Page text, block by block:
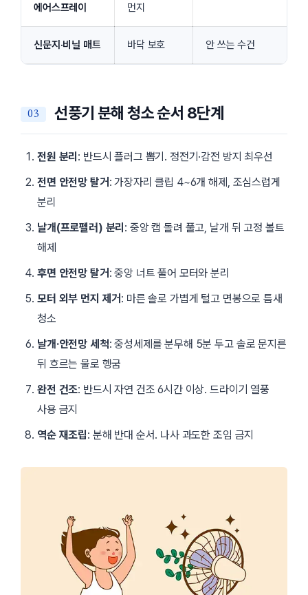
에어스프레이
먼지
신문지·비닐 매트 바닥 보호 안 쓰는 수건
선풍기 분해 청소 순서 8단계
전원 분리 : 반드시 플러그 뽑기. 정전기·감전 방지 최우선
전면 안전망 탈거 : 가장자리 클립 4~6개 해제, 조심스럽게
분리
날개(프로펠러) 분리 : 중앙 캡 돌려 풀고, 날개 뒤 고정 볼트
해제
후면 안전망 탈거 : 중앙 너트 풀어 모터와 분리
모터 외부 먼지 제거 : 마른 솔로 가볍게 털고 면봉으로 틈새
청소
날개·안전망 세척: 중성세제를 분무해 5분 두고 솔로 문지른
뒤 흐르는 물로 헹굼
완전 건조: 반드시 자연 건조 6시간 이상. 드라이기 열풍
사용 금지
역순 재조립: 분해 반대 순서. 나사 과도한 조임 금지